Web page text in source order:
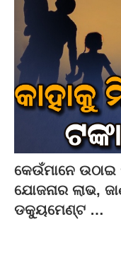
କେଉଁମାନେ
ଯୋଜନାର ଲାଭ,
ଡକ୍ୟୁମେଣ୍ଟ …